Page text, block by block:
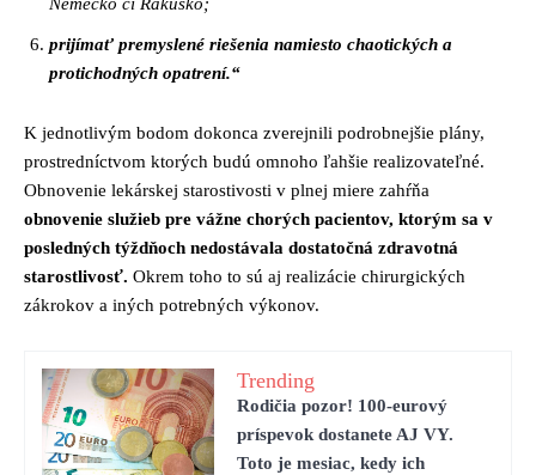
prijímať premyslené riešenia namiesto chaotických a
protichodných opatrení.“
K jednotlivým bodom dokonca zverejnili podrobnejšie plány,
prostredníctvom ktorých budú omnoho ľahšie realizovateľné.
Obnovenie lekárskej starostivosti v plnej miere zahŕňa
obnovenie služieb pre vážne chorých pacientov, ktorým sa v
posledných týždňoch nedostávala dostatočná zdravotná
starostlivosť. Okrem toho to sú aj realizácie chirurgických
zákrokov a iných potrebných výkonov.
Trending
Rodičia pozor! 100-eurový
príspevok dostanete AJ VY.
Toto je mesiac, kedy ich